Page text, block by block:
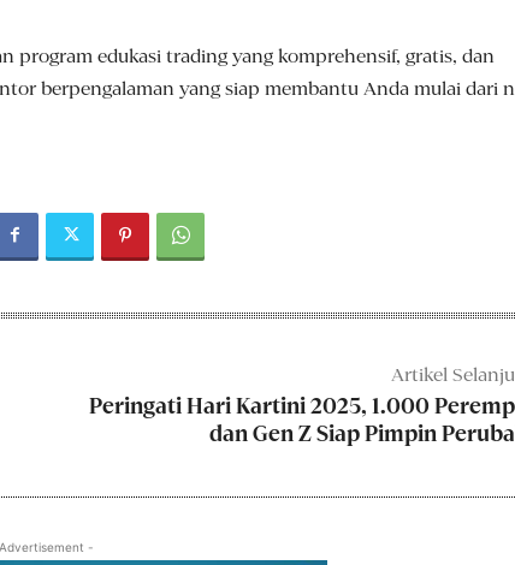
program edukasi trading yang komprehensif, gratis, dan
berpengalaman yang siap membantu Anda mulai dari
Artikel
Peringati Hari Kartini 2025, 1.000
dan Gen Z Siap Pimpin
-